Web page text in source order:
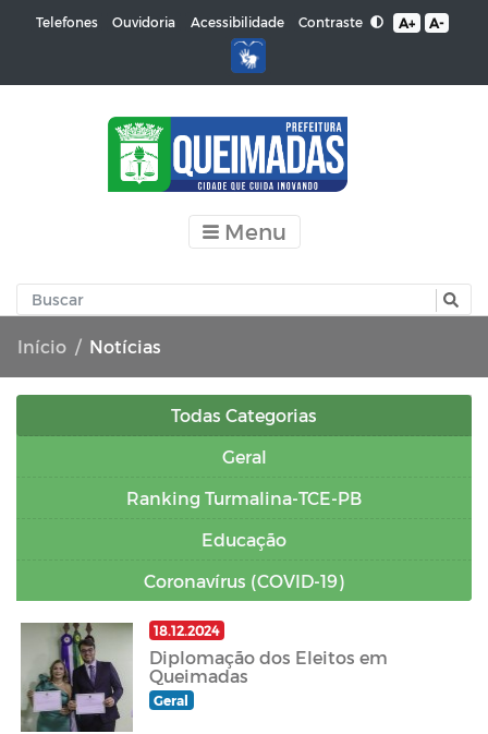
Telefones Ouvidoria Acessibilidade Contraste A+ A-
Menu
Início Notícias
Todas Categorias
Geral
Ranking Turmalina-TCE-PB
Educação
Coronavírus (COVID-19)
18.12.2024
Diplomação dos Eleitos em
Queimadas
Geral